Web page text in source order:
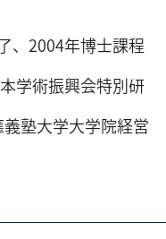
、2004年博士課程
学術振興会特別研
塾大学大学院経営